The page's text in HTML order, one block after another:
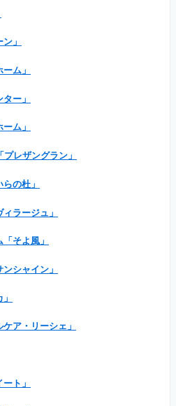
」
ム」
ー」
ム」
レザングラン」
の杜」
ラージュ」
そよ風」
シャイン」
ア・リーシェ」
ト」